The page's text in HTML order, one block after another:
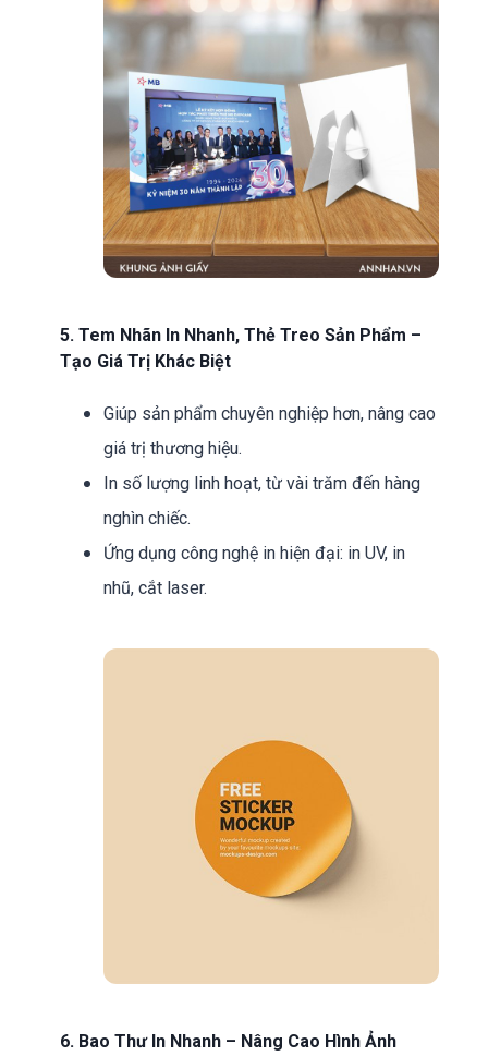
5. Tem Nhãn In Nhanh, Thẻ Treo Sản Phẩm –
Tạo Giá Trị Khác Biệt
Giúp sản phẩm chuyên nghiệp hơn, nâng cao
giá trị thương hiệu.
In số lượng linh hoạt, từ vài trăm đến hàng
nghìn chiếc.
Ứng dụng công nghệ in hiện đại: in UV, in
nhũ, cắt laser.
6. Bao Thư In Nhanh – Nâng Cao Hình Ảnh